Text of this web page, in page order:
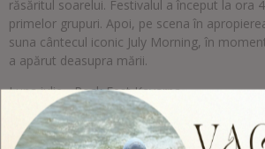
răsăritul soarelui. Festivalul a început la ora
primelor grupuri. Apoi, pe scena în
suna cântecul iconic July Morning, în
a apărut deasupra mării.
Luna iulie - Rock Fest Kavarna